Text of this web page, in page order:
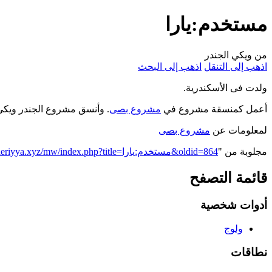
مستخدم:يارا
من ويكي الجندر
اذهب إلى التنقل اذهب إلى البحث
ولدت فى الأسكندرية.
أعمل كمنسقة مشروع في مشروع بصى. وأنسق مشروع الجندر
لمعلومات عن مشروع بصى
مجلوبة من "https://genderiyya.xyz/mw/index.php?title=مستخدم:يارا&oldid=864
قائمة التصفح
أدوات شخصية
ولوج
نطاقات